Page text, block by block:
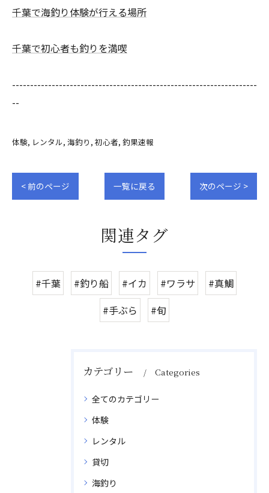
千葉で海釣り体験が行える場所
千葉で初心者も釣りを満喫
--------------------------------------------------------------------
--
体験 レンタル 海釣り 初心者 釣果速報
< 前のページ 一覧に戻る 次のページ >
関連タグ
#千葉 #釣り船 #イカ #ワラサ
#真鯛
#手ぶら
#旬
カテゴリー Categories
全てのカテゴリー
体験
レンタル
貸切
海釣り